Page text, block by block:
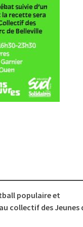
populaire et
collectif des Jeunes